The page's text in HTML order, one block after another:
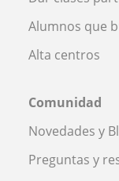
Alumnos que
Alta centros
Comunidad
Novedades y
Preguntas y